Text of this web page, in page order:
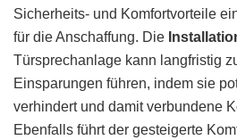
Sicherheits- und Komfortvorteile
für die Anschaffung. Die
Türsprechanlage kann langfristig
Einsparungen führen, indem sie
verhindert und damit verbundene
Ebenfalls führt der gesteigerte